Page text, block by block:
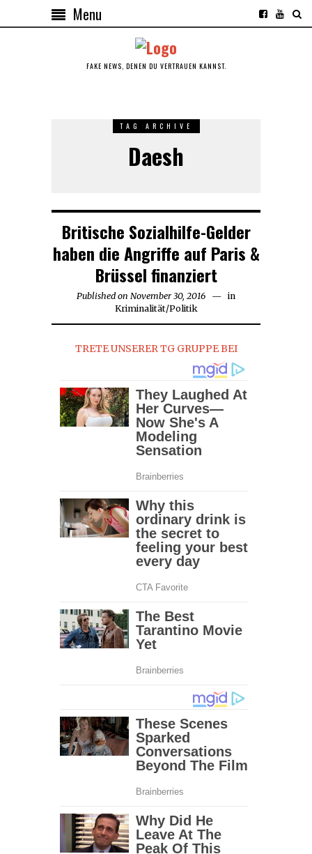
Menu
FAKE NEWS, DENEN DU VERTRAUEN KANNST.
TAG ARCHIVE
Daesh
Britische Sozialhilfe-Gelder
haben die Angriffe auf Paris &
Brüssel finanziert
Published on November 30, 2016
in
Kriminalität/Politik
TRETE UNSERER TG GRUPPE BEI